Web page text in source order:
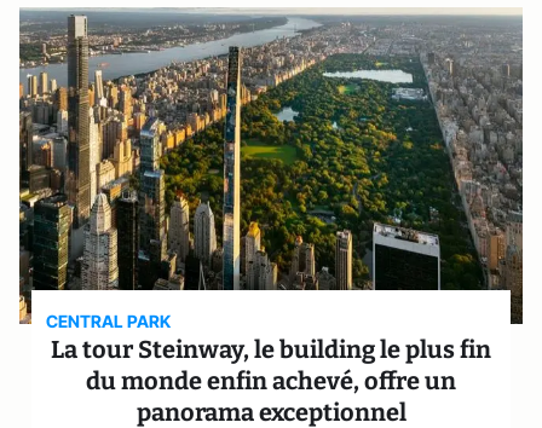
CENTRAL PARK
La tour Steinway, le building le plus fin
du monde enfin achevé, offre un
panorama exceptionnel